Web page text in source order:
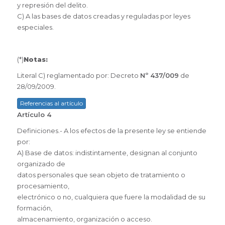
y represión del delito.
C) A las bases de datos creadas y reguladas por leyes
especiales.
(*)Notas:
Literal C) reglamentado por: Decreto Nº 437/009 de
28/09/2009.
Referencias al artículo
Artículo 4
Definiciones.- A los efectos de la presente ley se entiende
por:
A) Base de datos: indistintamente, designan al conjunto
organizado de
datos personales que sean objeto de tratamiento o
procesamiento,
electrónico o no, cualquiera que fuere la modalidad de su
formación,
almacenamiento, organización o acceso.